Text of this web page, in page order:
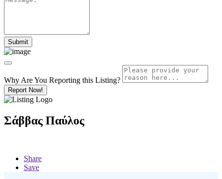
Why Are You Reporting this Listing?
Report Now!
Σάββας Παύλος
Share
Save